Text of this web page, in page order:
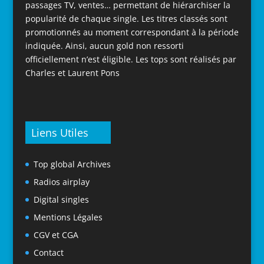
passages TV, ventes… permettant de hiérarchiser la
popularité de chaque single. Les titres classés sont
promotionnés au moment correspondant à la période
indiquée. Ainsi, aucun gold non ressorti
officiellement n’est éligible. Les tops sont réalisés par
Charles et Laurent Pons
Liens Utiles
Top global Archives
Radios airplay
Digital singles
Mentions Légales
CGV et CGA
Contact